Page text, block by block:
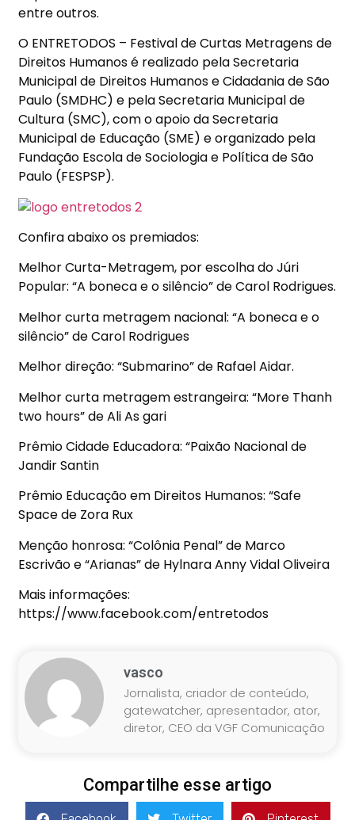
entre outros.
O ENTRETODOS – Festival de Curtas Metragens de
Direitos Humanos é realizado pela Secretaria
Municipal de Direitos Humanos e Cidadania de São
Paulo (SMDHC) e pela Secretaria Municipal de
Cultura (SMC), com o apoio da Secretaria
Municipal de Educação (SME) e organizado pela
Fundação Escola de Sociologia e Política de São
Paulo (FESPSP).
Confira abaixo os premiados:
Melhor Curta-Metragem, por escolha do Júri
Popular: “A boneca e o silêncio” de Carol Rodrigues.
Melhor curta metragem nacional: “A boneca e o
silêncio” de Carol Rodrigues
Melhor direção: “Submarino” de Rafael Aidar.
Melhor curta metragem estrangeira: “More Thanh
two hours” de Ali As gari
Prêmio Cidade Educadora: “Paixão Nacional de
Jandir Santin
Prêmio Educação em Direitos Humanos: “Safe
Space de Zora Rux
Menção honrosa: “Colônia Penal” de Marco
Escrivão e “Arianas” de Hylnara Anny Vidal Oliveira
Mais informações:
https://www.facebook.com/entretodos
vasco
Jornalista, criador de conteúdo,
gatewatcher, apresentador, ator,
diretor, CEO da VGF Comunicação
Compartilhe esse artigo